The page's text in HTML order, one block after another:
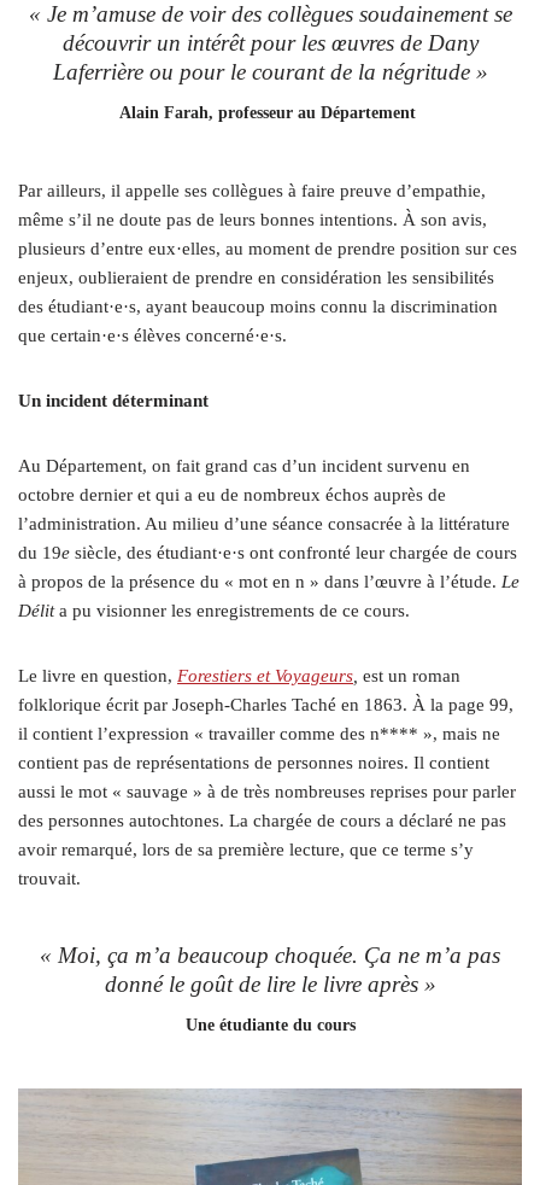
« Je m’amuse de voir des collègues soudainement se
découvrir un intérêt pour les œuvres de Dany
Laferrière ou pour le courant de la négritude »
Alain Farah, professeur au Département
Par ailleurs, il appelle ses collègues à faire preuve d’empathie,
même s’il ne doute pas de leurs bonnes intentions. À son avis,
plusieurs d’entre eux·elles, au moment de prendre position sur ces
enjeux, oublieraient de prendre en considération les sensibilités
des étudiant·e·s, ayant beaucoup moins connu la discrimination
que certain·e·s élèves concerné·e·s.
Un incident déterminant
Au Département, on fait grand cas d’un incident survenu en
octobre dernier et qui a eu de nombreux échos auprès de
l’administration. Au milieu d’une séance consacrée à la littérature
du 19e siècle, des étudiant·e·s ont confronté leur chargée de cours
à propos de la présence du « mot en n » dans l’œuvre à l’étude. Le
Délita pu visionner les enregistrements de ce cours.
Le livre en question, Forestiers et Voyageurs est un roman
folklorique écrit par Joseph-Charles Taché en 1863. À la page 99,
il contient l’expression « travailler comme des n**** », mais ne
contient pas de représentations de personnes noires. Il contient
aussi le mot « sauvage » à de très nombreuses reprises pour parler
des personnes autochtones. La chargée de cours a déclaré ne pas
avoir remarqué, lors de sa première lecture, que ce terme s’y
trouvait.
« Moi, ça m’a beaucoup choquée. Ça ne m’a pas
donné le goût de lire le livre après »
Une étudiante du cours